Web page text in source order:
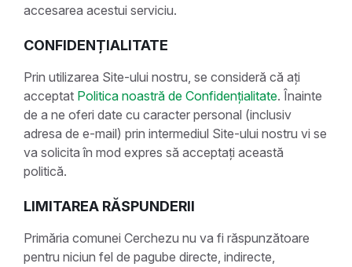
accesarea acestui serviciu.
CONFIDENȚIALITATE
Prin utilizarea Site-ului nostru, se consideră că ați
acceptat Politica noastră de Confidențialitate. Înainte
de a ne oferi date cu caracter personal (inclusiv
adresa de e-mail) prin intermediul Site-ului nostru vi se
va solicita în mod expres să acceptați această
politică.
LIMITAREA RĂSPUNDERII
Primăria comunei Cerchezu nu va fi răspunzătoare
pentru niciun fel de pagube directe, indirecte,